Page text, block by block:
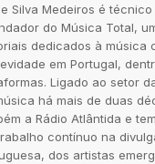
Silva Medeiros é técnico
do Música Total,
dedicados à música
em Portugal,
Ligado ao setor
há mais de duas
a Rádio Atlântida e
contínuo na
dos artistas